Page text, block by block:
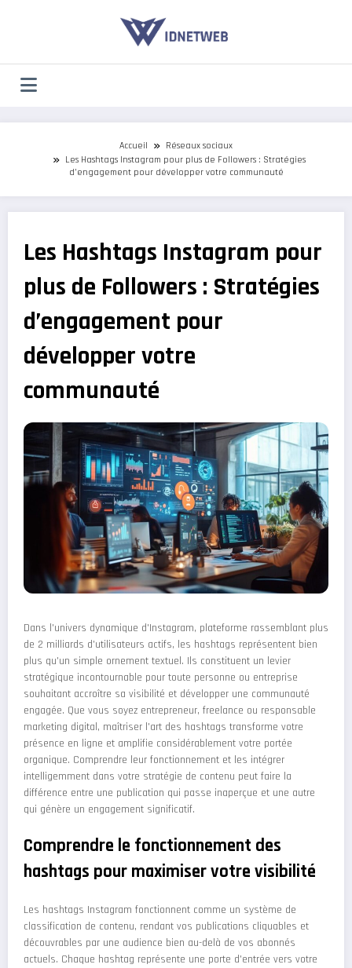
Accueil
Réseaux sociaux
Les Hashtags Instagram pour plus de Followers : Stratégies
d’engagement pour développer votre communauté
Les Hashtags Instagram pour
plus de Followers : Stratégies
d’engagement pour
développer votre
communauté
Dans l'univers dynamique d'Instagram, plateforme rassemblant plus
de 2 milliards d'utilisateurs actifs, les hashtags représentent bien
plus qu'un simple ornement textuel. Ils constituent un levier
stratégique incontournable pour toute personne ou entreprise
souhaitant accroître sa visibilité et développer une communauté
engagée. Que vous soyez entrepreneur, freelance ou responsable
marketing digital, maîtriser l'art des hashtags transforme votre
présence en ligne et amplifie considérablement votre portée
organique. Comprendre leur fonctionnement et les intégrer
intelligemment dans votre stratégie de contenu peut faire la
différence entre une publication qui passe inaperçue et une autre
qui génère un engagement significatif.
Comprendre le fonctionnement des
hashtags pour maximiser votre visibilité
Les hashtags Instagram fonctionnent comme un système de
classification de contenu, rendant vos publications cliquables et
découvrables par une audience bien au-delà de vos abonnés
actuels. Chaque hashtag représente une porte d'entrée vers votre